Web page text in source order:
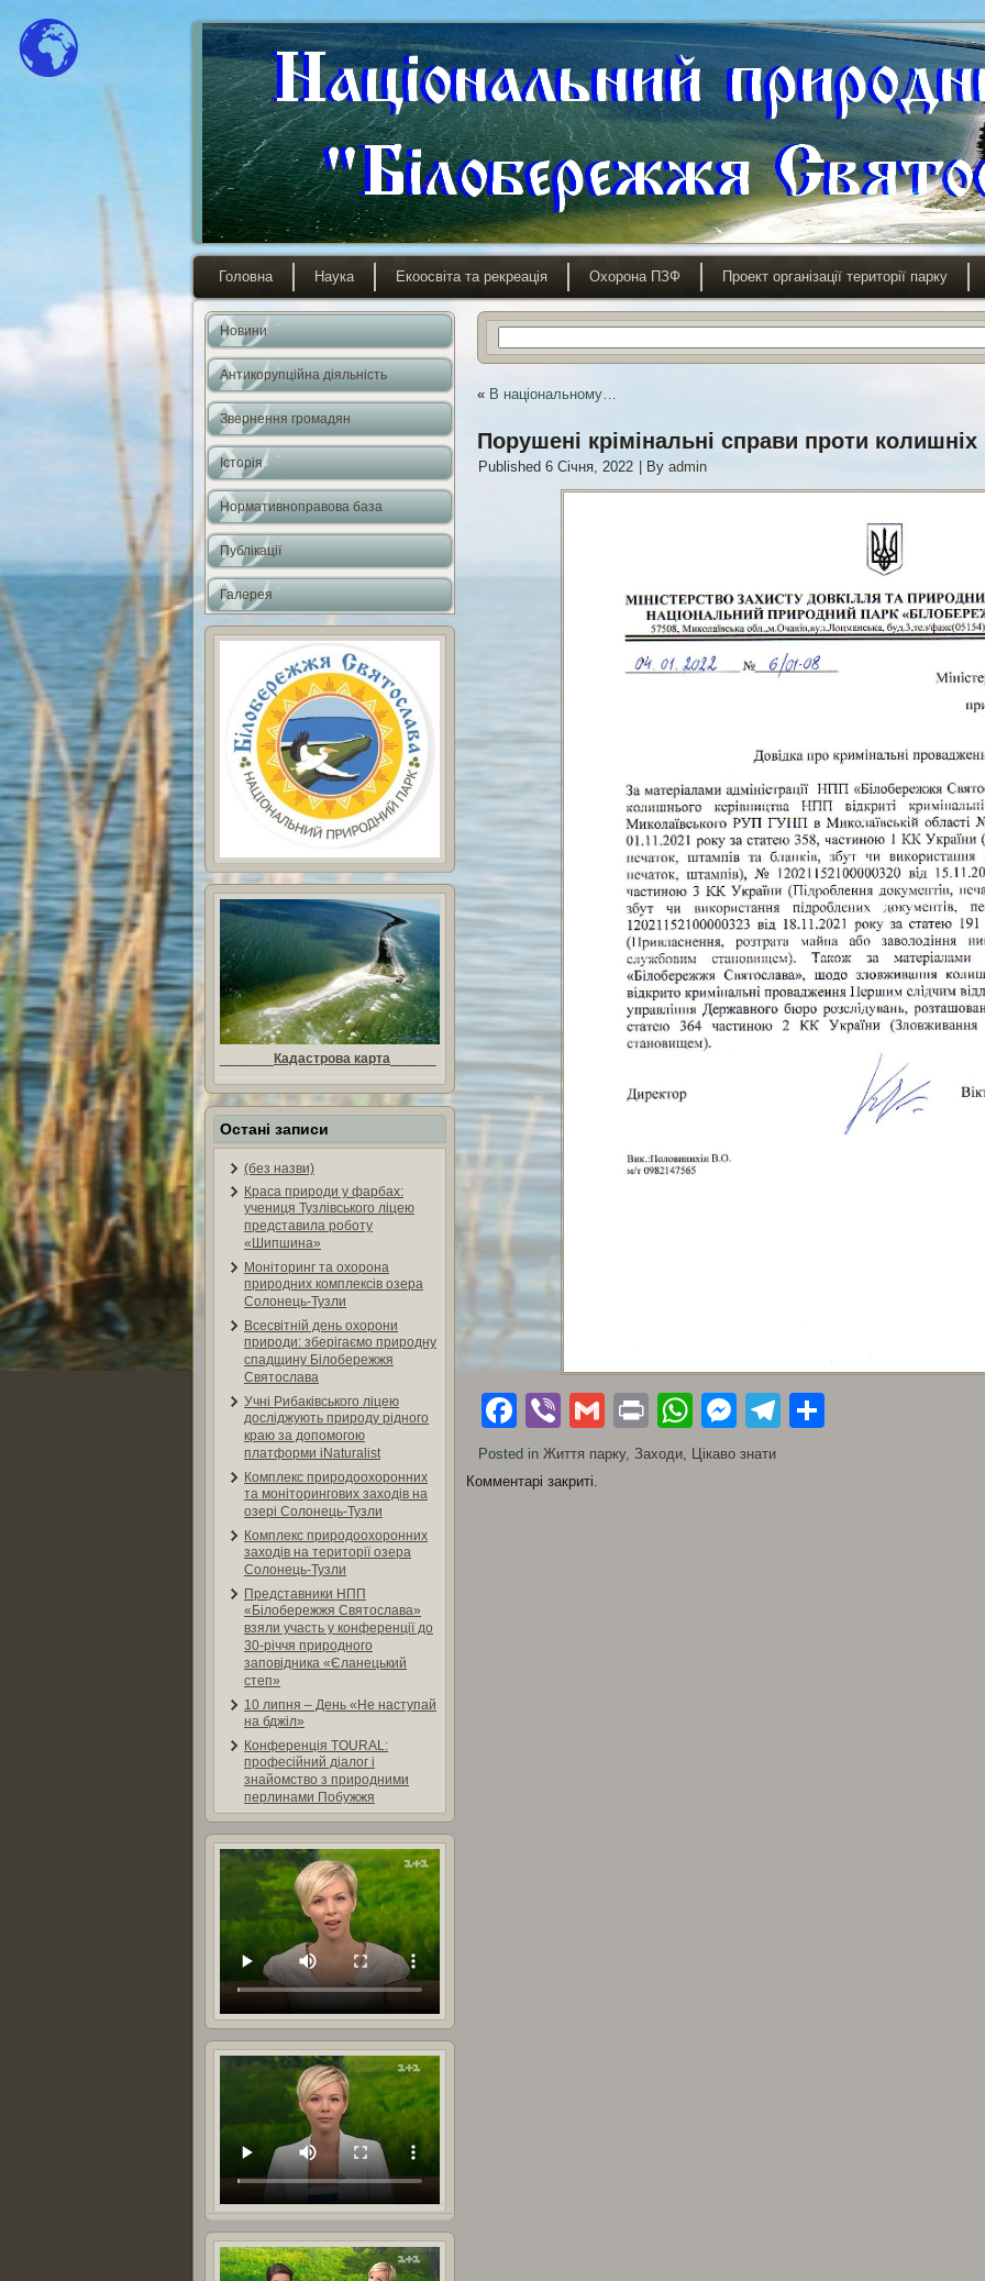
Головна Наука Екоосвіта та рекреація Охорона ПЗФ Проект організації території парку
Новини
Антикорупційна діяльність
Звернення громадян
Історія
Нормативноправова база
Публікації
Галерея
Кадастрова карта
Остані записи
(без назви)
Краса природи у фарбах:
учениця Тузлівського ліцею
представила роботу
«Шипшина»
Моніторинг та охорона
природних комплексів озера
Солонець-Тузли
Всесвітній день охорони
природи: зберігаємо природну
спадщину Білобережжя
Святослава
Учні Рибаківського ліцею
досліджують природу рідного
краю за допомогою
платформи iNaturalist
Комплекс природоохоронних
та моніторингових заходів на
озері Солонець-Тузли
Комплекс природоохоронних
заходів на території озера
Солонець-Тузли
Представники НПП
«Білобережжя Святослава»
взяли участь у конференції до
30-річчя природного
заповідника «Єланецький
степ»
10 липня – День «Не наступай
на бджіл»
Конференція TOURAL:
професійний діалог і
знайомство з природними
перлинами Побужжя
« В національному…
Порушені крімінальні справи проти колишніх
Published 6 Січня, 2022 By admin
Facebook
ViberGmailPrintWhatsApp
Messenger
Telegram
Posted in Життя парку, Заходи, Цікаво знати
Комментарі закриті.